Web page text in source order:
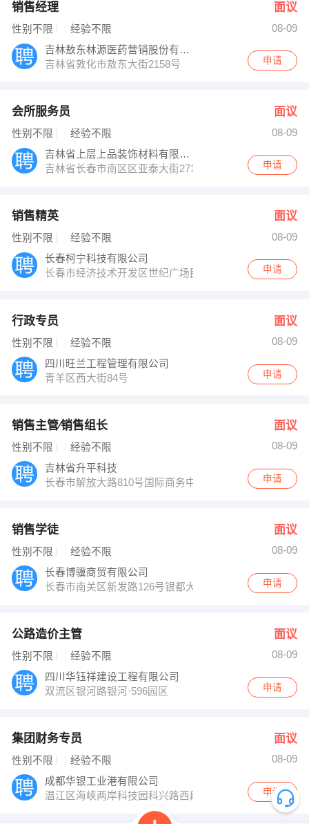
销售经理 面议
性别不限 经验不限
08-09
吉林敖东林源医药营销股份有限公司
吉林省敦化市敖东大街2158号
申请
会所服务员 面议
性别不限 经验不限
08-09
吉林省上层上品装饰材料有限公司
吉林省长春市南区区亚泰大街2711号文庙西侧
申请
销售精英 面议
性别不限 经验不限
08-09
长春柯宁科技有限公司
长春市经济技术开发区世纪广场民族民俗文化馆内
申请
行政专员 面议
性别不限 经验不限
08-09
四川旺兰工程管理有限公司
青羊区西大街84号
申请
销售主管∕销售组长 面议
性别不限 经验不限
08-09
吉林省升平科技
长春市解放大路810号国际商务中心A座一区1901室；
申请
销售学徒 面议
性别不限 经验不限
08-09
长春博骥商贸有限公司
长春市南关区新发路126号银都大厦C座16楼C16室（欧
申请
公路造价主管 面议
性别不限 经验不限
08-09
四川华钰祥建设工程有限公司
双流区银河路银河·596园区
申请
集团财务专员 面议
性别不限 经验不限
08-09
成都华银工业港有限公司
温江区海峡两岸科技园科兴路西段618号
申请